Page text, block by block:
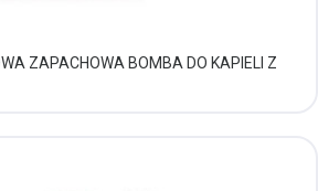
ZAPACHOWA BOMBA DO KAPIELI Z